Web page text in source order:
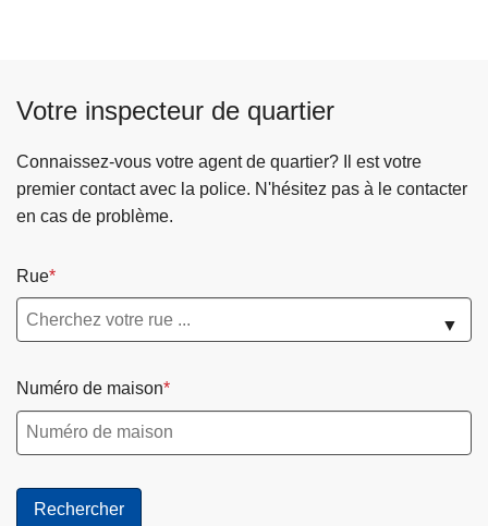
Votre inspecteur de quartier
Connaissez-vous votre agent de quartier? Il est votre
premier contact avec la police. N'hésitez pas à le contacter
en cas de problème.
Rue
▼
Numéro de maison